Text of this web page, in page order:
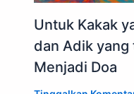
Untuk Kakak
dan Adik yang
Menjadi Doa